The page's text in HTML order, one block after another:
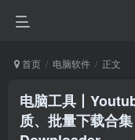
首页 电脑软件 正文
电脑工具丨
质、批量下载合